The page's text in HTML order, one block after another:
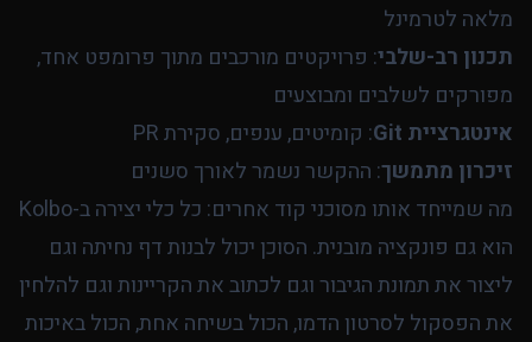
מלאה לטרמינל
תכנון רב-שלבי: פרויקטים מורכבים מתוך פרומפט אחד,
מפורקים לשלבים ומבוצעים
אינטגרציית Git
: קומיטים, ענפים, סקירת PR
זיכרון מתמשך: ההקשר נשמר לאורך סשנים
מה שמייחד אותו מסוכני קוד אחרים: כל כלי יצירה ב-Kolbo
הוא גם פונקציה מובנית. הסוכן יכול לבנות דף נחיתה וגם
ליצור את תמונת הגיבור וגם לכתוב את הקריינות וגם להלחין
את הפסקול לסרטון הדמו, הכול בשיחה אחת, הכול באיכות